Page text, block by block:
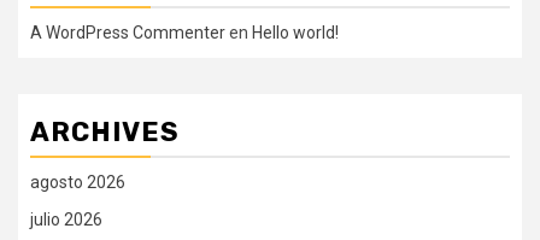
A WordPress Commenteren Hello world!
ARCHIVES
agosto 2026
julio 2026